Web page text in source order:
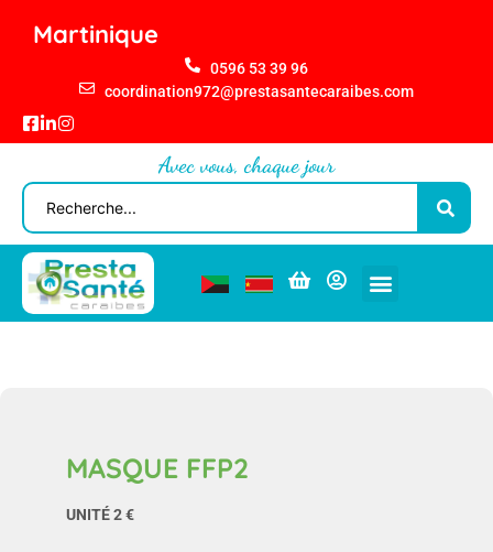
Martinique
0596 53 39 96
coordination972@prestasantecaraibes.com
Avec vous, chaque jour
MASQUE FFP2
UNITÉ 2 €